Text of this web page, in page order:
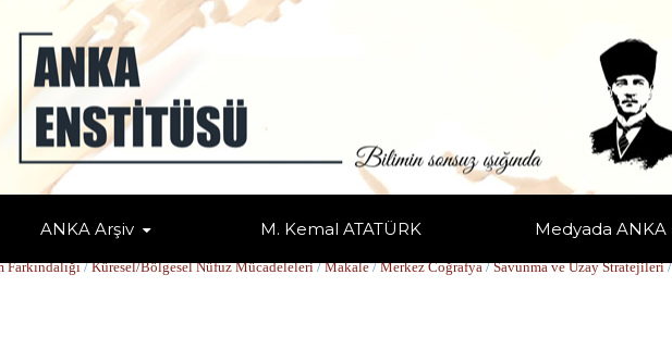
ANKA Arşiv M. Kemal ATATÜRK Medyada ANKA
/Küresel/Bölgesel Nüfuz Mücadeleleri/Makale/Merkez Coğrafya/Savunma ve Uzay Stratejileri